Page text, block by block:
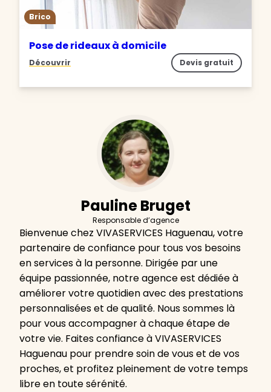
Brico
Pose de rideaux à domicile
Découvrir Devis gratuit
Pauline Bruget
Responsable d’agence
Bienvenue chez VIVASERVICES Haguenau, votre
partenaire de confiance pour tous vos besoins
en services à la personne. Dirigée par une
équipe passionnée, notre agence est dédiée à
améliorer votre quotidien avec des prestations
personnalisées et de qualité. Nous sommes là
pour vous accompagner à chaque étape de
votre vie. Faites confiance à VIVASERVICES
Haguenau pour prendre soin de vous et de vos
proches, et profitez pleinement de votre temps
libre en toute sérénité.